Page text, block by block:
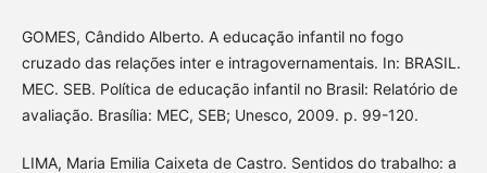
GOMES, Cândido Alberto. A educação infantil no fogo
cruzado das relações inter e intragovernamentais. In: BRASIL.
MEC. SEB. Política de educação infantil no Brasil: Relatório de
avaliação. Brasília: MEC, SEB; Unesco, 2009. p. 99-120.
LIMA, Maria Emilia Caixeta de Castro. Sentidos do trabalho: a